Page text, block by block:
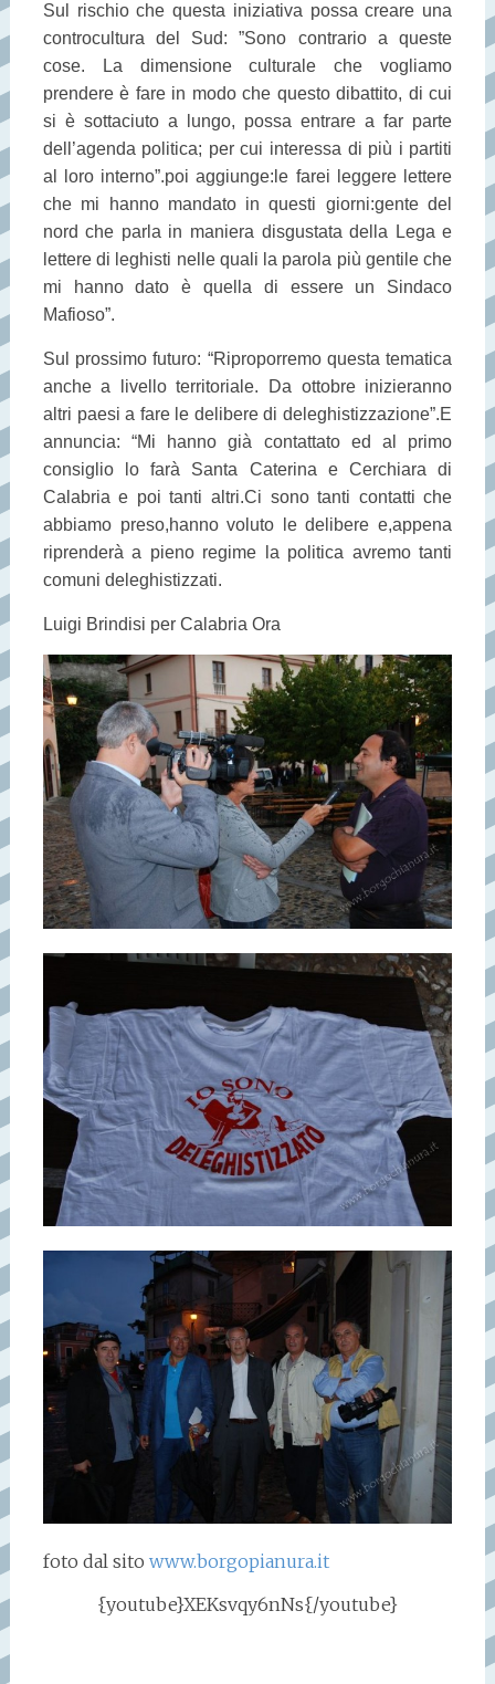
Sul rischio che questa iniziativa possa creare una
controcultura del Sud: ”Sono contrario a queste
cose. La dimensione culturale che vogliamo
prendere è fare in modo che questo dibattito, di cui
si è sottaciuto a lungo, possa entrare a far parte
dell’agenda politica; per cui interessa di più i partiti
al loro interno”.poi aggiunge:le farei leggere lettere
che mi hanno mandato in questi giorni:gente del
nord che parla in maniera disgustata della Lega e
lettere di leghisti nelle quali la parola più gentile che
mi hanno dato è quella di essere un Sindaco
Mafioso”.
Sul prossimo futuro: “Riproporremo questa tematica
anche a livello territoriale. Da ottobre inizieranno
altri paesi a fare le delibere di deleghistizzazione”.E
annuncia: “Mi hanno già contattato ed al primo
consiglio lo farà Santa Caterina e Cerchiara di
Calabria e poi tanti altri.Ci sono tanti contatti che
abbiamo preso,hanno voluto le delibere e,appena
riprenderà a pieno regime la politica avremo tanti
comuni deleghistizzati.
Luigi Brindisi per Calabria Ora
foto dal sito www.borgopianura.it
{youtube}XEKsvqy6nNs{/youtube}